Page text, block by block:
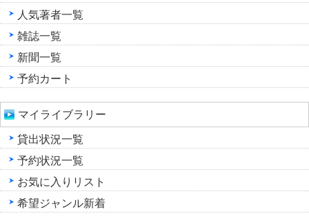
人気著者一覧
雑誌一覧
新聞一覧
予約カート
マイライブラリー
貸出状況一覧
予約状況一覧
お気に入りリスト
希望ジャンル新着